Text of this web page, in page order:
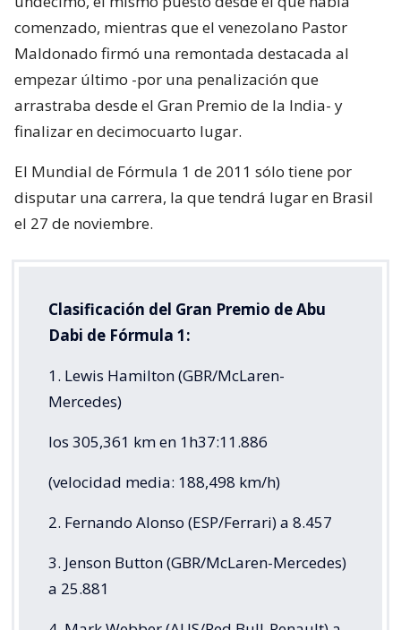
comenzado, mientras que el venezolano Pastor
Maldonado firmó una remontada destacada al
empezar último -por una penalización que
arrastraba desde el Gran Premio de la India- y
finalizar en decimocuarto lugar.
El Mundial de Fórmula 1 de 2011 sólo tiene por
disputar una carrera, la que tendrá lugar en Brasil
el 27 de noviembre.
Clasificación del Gran Premio de Abu
Dabi de Fórmula 1:
1. Lewis Hamilton (GBR/McLaren-
Mercedes)
los 305,361 km en 1h37:11.886
(velocidad media: 188,498 km/h)
2. Fernando Alonso (ESP/Ferrari) a 8.457
3. Jenson Button (GBR/McLaren-Mercedes)
a 25.881